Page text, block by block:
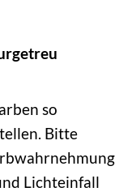
so
Bitte
Lichteinfall